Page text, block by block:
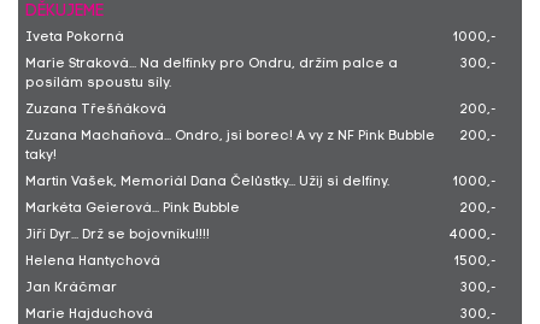
DĚKUJEME
Iveta Pokorná
1000,-
Marie Straková... Na delfínky pro Ondru, držím palce a
posílám spoustu síly.
300,-
Zuzana Třešňáková
200,-
Zuzana Machaňová... Ondro, jsi borec! A vy z NF Pink Bubble
taky!
200,-
Martin Vašek, Memoriál Dana Čelůstky... Užij si delfíny.
1000,-
Markéta Geierová... Pink Bubble
200,-
Jiří Dyr... Drž se bojovníku!!!!
4000,-
Helena Hantychová
1500,-
Jan Kráčmar
300,-
Marie Hajduchová
300,-